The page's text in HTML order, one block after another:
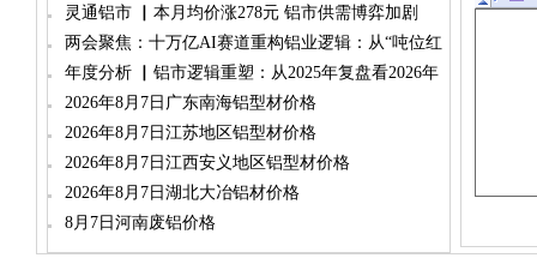
坍塌双重承压
灵通铝市 ▏本月均价涨278元 铝市供需博弈加剧
两会聚焦：十万亿AI赛道重构铝业逻辑：从“吨位红
利”到“品位跃迁”
年度分析 ▏铝市逻辑重塑：从2025年复盘看2026年
运行新主线（铝锭篇）
2026年8月7日广东南海铝型材价格
2026年8月7日江苏地区铝型材价格
2026年8月7日江西安义地区铝型材价格
2026年8月7日湖北大冶铝材价格
8月7日河南废铝价格